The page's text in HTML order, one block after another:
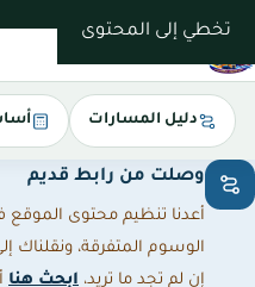
تخطي إلى المحتوى
دليل المسارات
وصلت من رابط قديم
أعدنا تنظيم محتوى
الوسوم المتفرقة،
إن لم تجد ما تريد، ابحث هنا